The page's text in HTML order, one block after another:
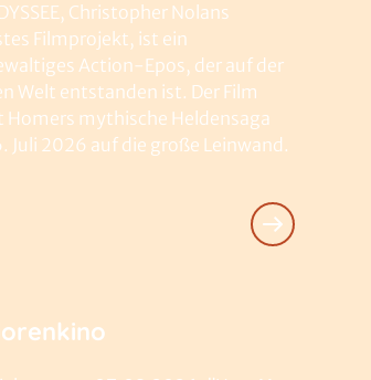
Christopher Nolans
Filmprojekt, ist ein
Action-Epos, der auf der
Welt entstanden ist. Der Film
Homers mythische Heldensaga
Juli 2026 auf die große Leinwand.